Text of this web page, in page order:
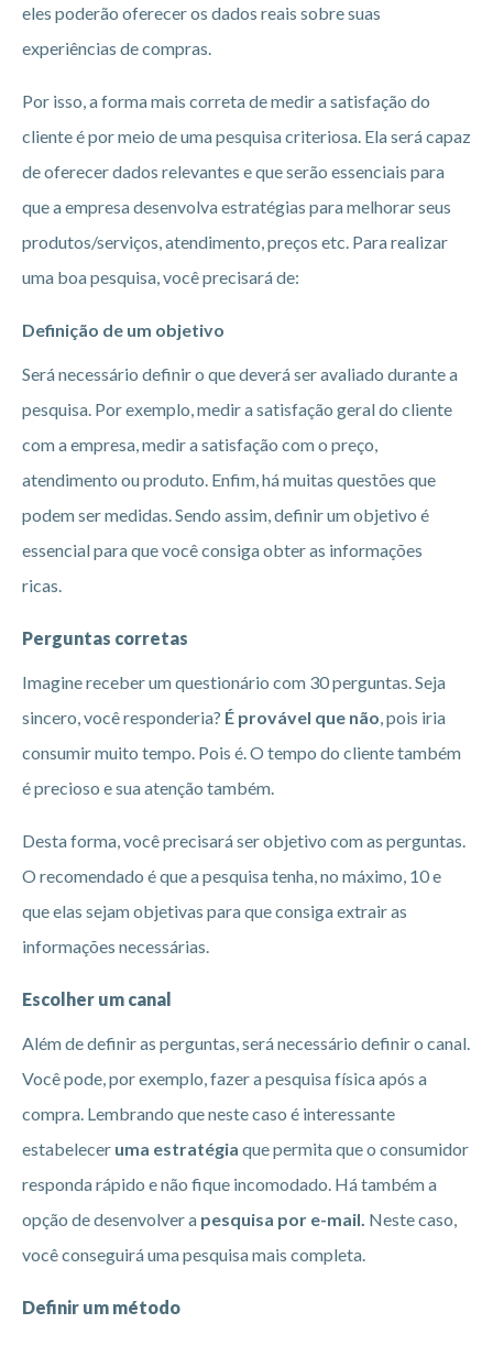
eles poderão oferecer os dados reais sobre suas
experiências de compras.
Por isso, a forma mais correta de medir a satisfação do
cliente é por meio de uma pesquisa criteriosa. Ela será capaz
de oferecer dados relevantes e que serão essenciais para
que a empresa desenvolva estratégias para melhorar seus
produtos/serviços, atendimento, preços etc. Para realizar
uma boa pesquisa, você precisará de:
Definição de um objetivo
Será necessário definir o que deverá ser avaliado durante a
pesquisa. Por exemplo, medir a satisfação geral do cliente
com a empresa, medir a satisfação com o preço,
atendimento ou produto. Enfim, há muitas questões que
podem ser medidas. Sendo assim, definir um objetivo é
essencial para que você consiga obter as informações
ricas.
Perguntas corretas
Imagine receber um questionário com 30 perguntas. Seja
sincero, você responderia? É provável que não , pois iria
consumir muito tempo. Pois é. O tempo do cliente também
é precioso e sua atenção também.
Desta forma, você precisará ser objetivo com as perguntas.
O recomendado é que a pesquisa tenha, no máximo, 10 e
que elas sejam objetivas para que consiga extrair as
informações necessárias.
Escolher um canal
Além de definir as perguntas, será necessário definir o canal.
Você pode, por exemplo, fazer a pesquisa física após a
compra. Lembrando que neste caso é interessante
estabelecer uma estratégia que permita que o consumidor
responda rápido e não fique incomodado. Há também a
opção de desenvolver a pesquisa por e-mail. Neste caso,
você conseguirá uma pesquisa mais completa.
Definir um método